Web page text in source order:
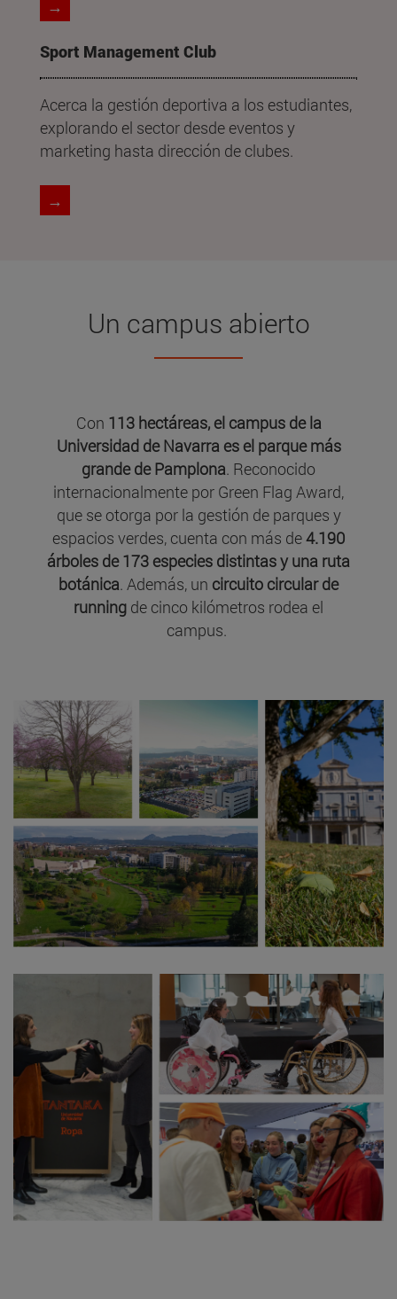
→
Sport Management Club
Acerca la gestión deportiva a los estudiantes,
explorando el sector desde eventos y
marketing hasta dirección de clubes.
→
Un campus abierto
Con 113 hectáreas, el campus de la
Universidad de Navarra es el parque más
grande de Pamplona. Reconocido
internacionalmente por Green Flag Award,
que se otorga por la gestión de parques y
espacios verdes, cuenta con más de4.190
árboles de 173 especies distintas y una ruta
botánica. Además, un circuito circular de
running de cinco kilómetros rodea el
campus.